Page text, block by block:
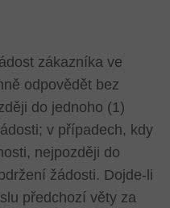
zákazníka ve
odpovědět bez
do jednoho (1)
v případech, kdy
nejpozději do
žádosti. Dojde-li
předchozí věty za